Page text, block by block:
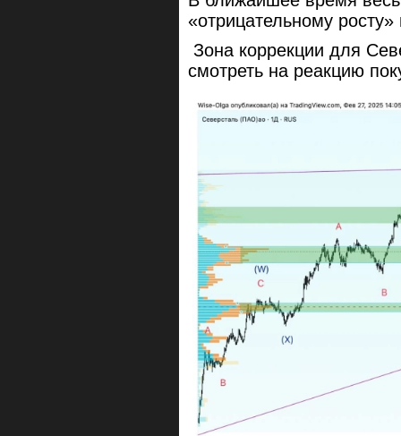
«отрицательному
Зона коррекции для
смотреть на реакцию